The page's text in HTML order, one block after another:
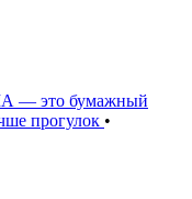
— это бумажный
прогулок •